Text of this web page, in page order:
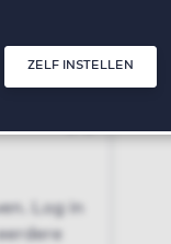
ZELF INSTELLEN
Log in